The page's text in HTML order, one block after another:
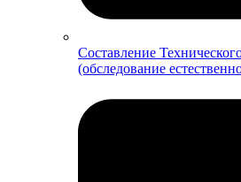
Составление
(обследование